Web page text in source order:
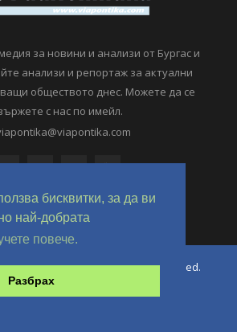
бисквитки, за да ви
най-добрата
повече.
Разбрах
за новини и анализи от Бургас и
анализи и репортаж за актуални
обществото днес. Можете да се
с нас по имейл.
ViaPontika.com. All Rights Reserved.
@ OverHertz Ltd